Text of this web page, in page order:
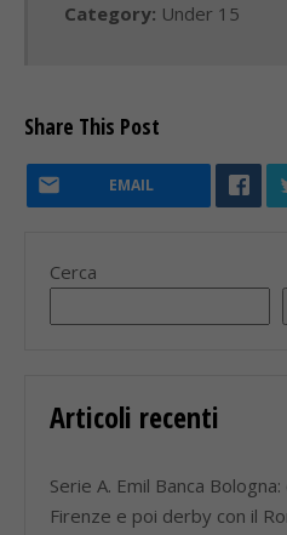
Category: Under 15
Share This Post
EMAIL
Cerca
Articoli recenti
Serie A. Emil Banca
Firenze e poi derby con il